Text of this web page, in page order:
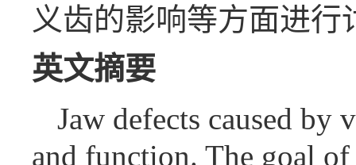
义齿的影响等方面进行
英文摘要
Jaw defects caused by
and function. The goal